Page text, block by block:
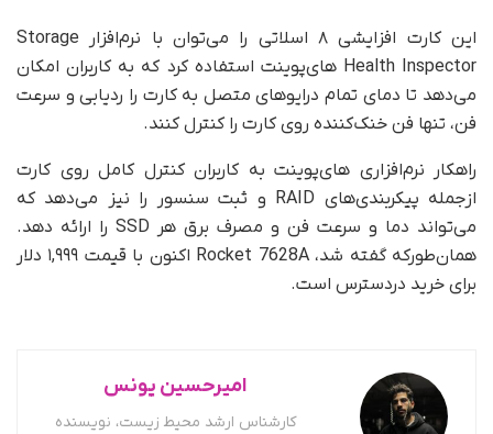
این کارت افزایشی ۸ اسلاتی را می‌توان با نرم‌افزار Storage
Health Inspector های‌پوینت استفاده کرد که به کاربران امکان
می‌دهد تا دمای تمام درایوهای متصل به کارت را ردیابی و سرعت
فن، تنها فن خنک‌کننده روی کارت را کنترل کنند.
راهکار نرم‌افزاری های‌پوینت به کاربران کنترل کامل روی کارت
ازجمله پیکربندی‌های RAID و ثبت سنسور را نیز می‌دهد که
می‌تواند دما و سرعت فن و مصرف برق هر SSD را ارائه دهد.
همان‌طور‌که گفته شد، Rocket 7628A اکنون با قیمت ۱,۹۹۹ دلار
برای خرید در‌دسترس است.
امیرحسین یونس
کارشناس ارشد محیط زیست، نویسنده